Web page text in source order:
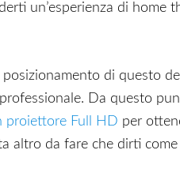
un’esperienza di home
di questo
Da questo
proiettore Full HD per
altro da fare che dirti